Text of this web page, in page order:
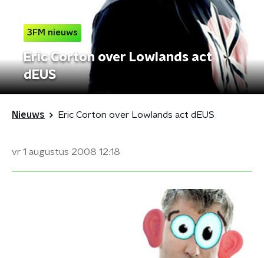
3FM nieuws
Eric Corton over Lowlands act
dEUS
Nieuws Eric Corton over Lowlands act dEUS
vr 1 augustus 2008 12:18